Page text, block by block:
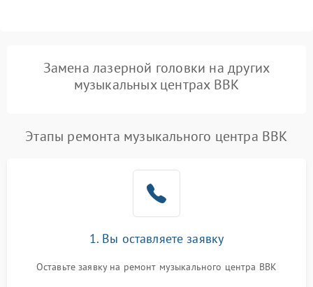
Замена лазерной головки на других
музыкальных центрах BBK
Этапы ремонта музыкального центра BBK
1. Вы оставляете заявку
Оставьте заявку на ремонт музыкального центра BBK